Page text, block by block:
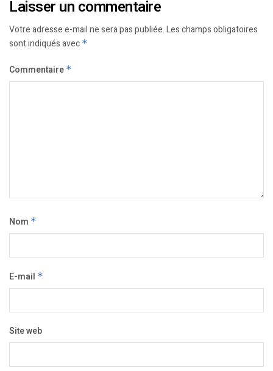
Laisser un commentaire
Votre adresse e-mail ne sera pas publiée.Les champs obligatoires
sont indiqués avec *
Commentaire *
Nom *
E-mail *
Site web